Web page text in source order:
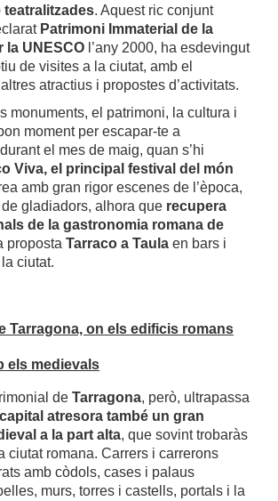
teatralitzades. Aquest ric conjunt
Patrimoni Immaterial de la
la UNESCO l’any 2000, ha esdevingut
de visites a la ciutat, amb el
atractius i propostes d’activitats.
monuments, el patrimoni, la cultura i
moment per escapar-te a
el mes de maig, quan s’hi
Viva, el principal festival del món
amb gran rigor escenes de l’època,
gladiadors, alhora que recupera
de la gastronomia romana de
proposta Tarraco a Taula en bars i
ciutat.
Tarragona, on els edificis romans
els medievals
de Tarragona, però, ultrapassa
atresora també un gran
a la part alta, que sovint trobaràs
ciutat romana. Carrers i carrerons
amb còdols, cases i palaus
murs, torres i castells, portals i la